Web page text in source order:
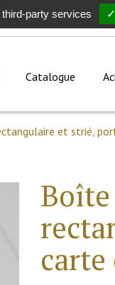
Catalogue
et strié,
carte
party services